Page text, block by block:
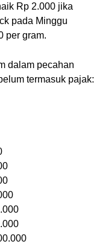
Rp 2.000 jika
pada Minggu
per gram.
dalam pecahan
termasuk pajak: